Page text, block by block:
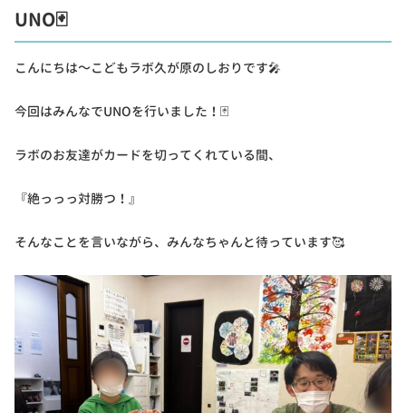
UNO🃏
こんにちは～こどもラボ久が原のしおりです🎤
今回はみんなでUNOを行いました！🃏
ラボのお友達がカードを切ってくれている間、
『絶っっっ対勝つ！』
そんなことを言いながら、みんなちゃんと待っています🥰